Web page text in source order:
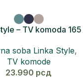
– TV komoda 165
soba Linka Style,
TV komode
23.990 рсд